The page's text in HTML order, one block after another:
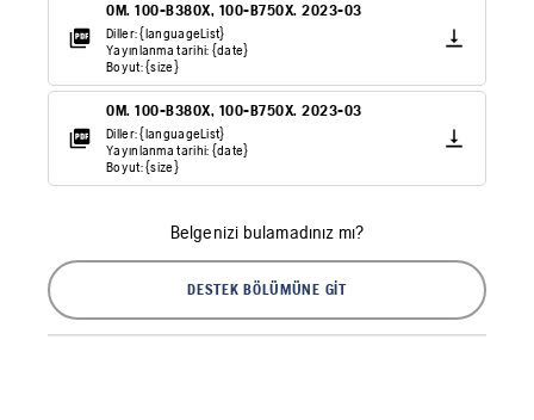
OM. 100-B380X, 100-B750X. 2023-03
Diller: {languageList}
Yayınlanma tarihi: {date}
Boyut: {size}
OM. 100-B380X, 100-B750X. 2023-03
Diller: {languageList}
Yayınlanma tarihi: {date}
Boyut: {size}
Belgenizi bulamadınız mı?
DESTEK BÖLÜMÜNE GIT